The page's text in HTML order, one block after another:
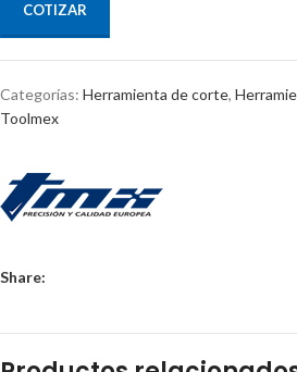
COTIZAR
Categorías: Herramienta de corte,
Toolmex
Share: